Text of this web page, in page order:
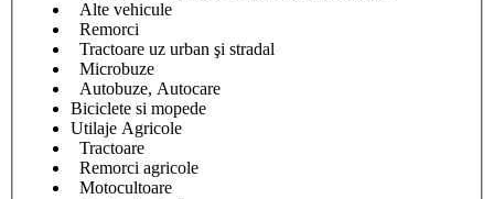
Alte vehicule
Remorci
Tractoare uz urban şi stradal
Microbuze
Autobuze, Autocare
Biciclete si mopede
Utilaje Agricole
Tractoare
Remorci agricole
Motocultoare